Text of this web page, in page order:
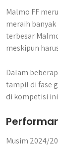
Malmo FF
meraih
terbesar
meskipun
Dalam
tampil di fase
di kompetisi
Musim 2024/